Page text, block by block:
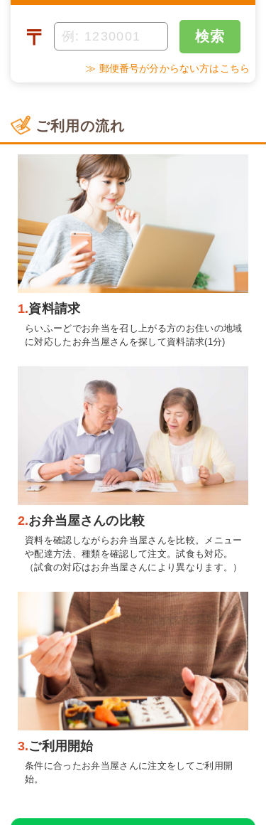
〒 検索
≫ 郵便番号が分からない方はこちら
ご利用の流れ
1.資料請求
らいふーどでお弁当を召し上がる方のお住いの地域
に対応したお弁当屋さんを探して資料請求(1分)
2.お弁当屋さんの比較
資料を確認しながらお弁当屋さんを比較。メニュー
や配達方法、種類を確認して注文。試食も対応。
（試食の対応はお弁当屋さんにより異なります。）
3.ご利用開始
条件に合ったお弁当屋さんに注文をしてご利用開
始。